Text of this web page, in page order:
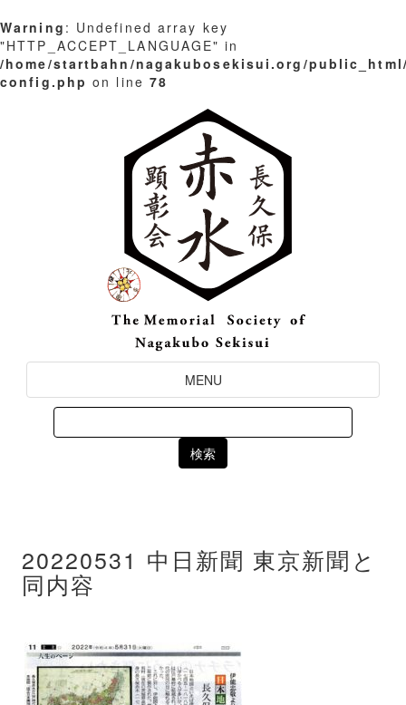
Warning : Undefined array key
"HTTP_ACCEPT_LANGUAGE" in
/home/startbahn/nagakubosekisui.org/
config.php on line 78
Toggle
Navigation
MENU
Search
for:
20220531 中日新聞 東京新聞と
同内容